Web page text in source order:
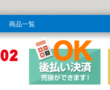
商品一覧